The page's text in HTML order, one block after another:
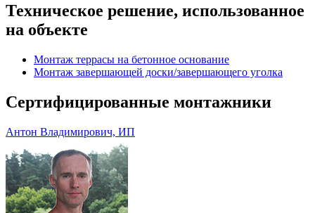
Техническое решение, использованное
на объекте
Монтаж террасы на бетонное основание
Монтаж завершающей доски/завершающего уголка
Сертифицированные монтажники
Антон Владимирович, ИП